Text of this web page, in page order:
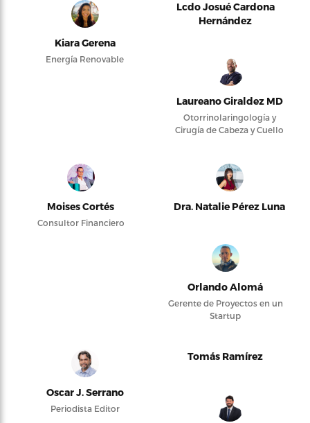
Kiara Gerena
Energía Renovable
Lcdo Josué Cardona
Hernández
Laureano Giraldez MD
Otorrinolaringología y
Cirugía de Cabeza y Cuello
Moises Cortés
Consultor Financiero
Dra. Natalie Pérez Luna
Orlando Alomá
Gerente de Proyectos en un
Startup
Oscar J. Serrano
Periodista Editor
Tomás Ramírez